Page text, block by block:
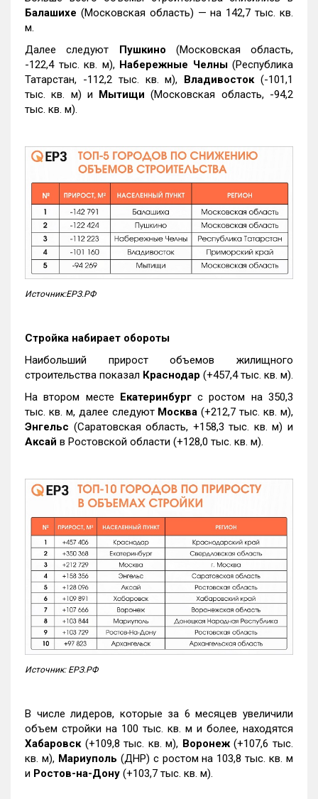
Балашихе (Московская область) — на 142,7 тыс. кв.
м.
Далее следуют Пушкино (Московская область,
-122,4 тыс. кв. м), Набережные Челны(Республика
Татарстан, -112,2 тыс. кв. м), Владивосток(-101,1
тыс. кв. м) и Мытищи (Московская область, -94,2
тыс. кв. м).
Источник:ЕРЗ.РФ
Стройка набирает обороты
Наибольший прирост объемов жилищного
строительства показал Краснодар (+457,4 тыс. кв. м).
На втором месте Екатеринбургс ростом на 350,3
тыс. кв. м, далее следуют Москва (+212,7 тыс. кв. м),
Энгельс (Саратовская область, +158,3 тыс. кв. м) и
Аксай в Ростовской области (+128,0 тыс. кв. м).
Источник: ЕРЗ.РФ
В числе лидеров, которые за 6 месяцев увеличили
объем стройки на 100 тыс. кв. м и более, находятся
Хабаровск (+109,8 тыс. кв. м), Воронеж(+107,6 тыс.
кв. м), Мариуполь (ДНР) с ростом на 103,8 тыс. кв. м
и Ростов-на-Дону (+103,7 тыс. кв. м).